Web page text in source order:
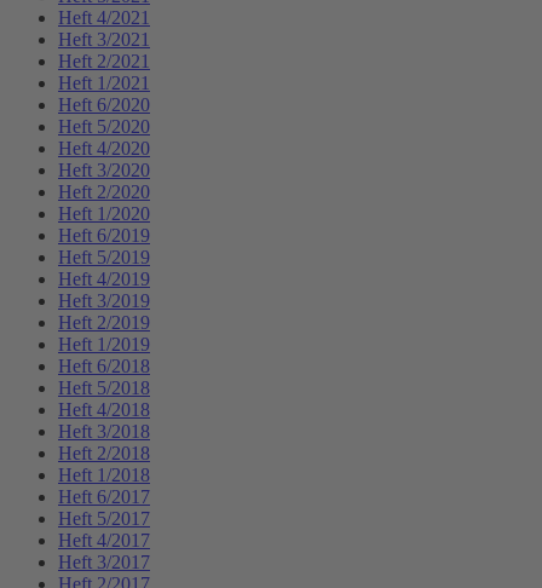
Heft 4/2021
Heft 3/2021
Heft 2/2021
Heft 1/2021
Heft 6/2020
Heft 5/2020
Heft 4/2020
Heft 3/2020
Heft 2/2020
Heft 1/2020
Heft 6/2019
Heft 5/2019
Heft 4/2019
Heft 3/2019
Heft 2/2019
Heft 1/2019
Heft 6/2018
Heft 5/2018
Heft 4/2018
Heft 3/2018
Heft 2/2018
Heft 1/2018
Heft 6/2017
Heft 5/2017
Heft 4/2017
Heft 3/2017
Heft 2/2017